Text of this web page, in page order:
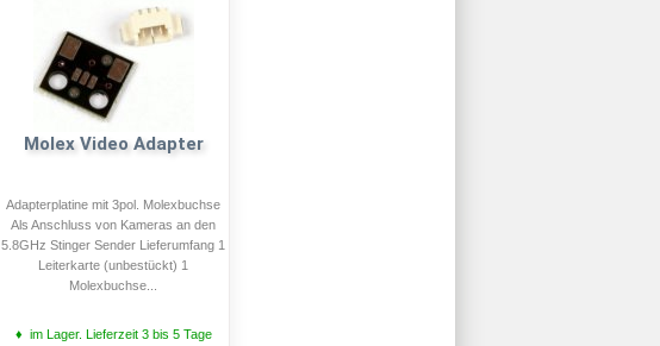
Molex Video Adapter
Adapterplatine mit 3pol. Molexbuchse
Als Anschluss von Kameras an den
5.8GHz Stinger Sender Lieferumfang 1
Leiterkarte (unbestückt) 1
Molexbuchse...
♦ im Lager. Lieferzeit 3 bis 5 Tage